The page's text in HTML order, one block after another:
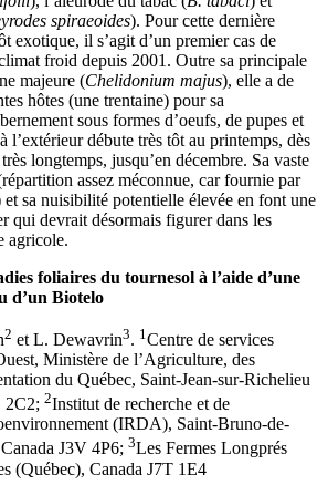
spiraeoides). Pour cette dernière
exotique, il s’agit d’un premier cas de
froid depuis 2001. Outre sa principale
majeure (Chelidonium majus), elle a de
hôtes (une trentaine) pour sa
sous formes d’oeufs, de pupes et
l’extérieur débute très tôt au printemps, dès
longtemps, jusqu’en décembre. Sa vaste
assez méconnue, car fournie par
et sa nuisibilité potentielle élevée en font une
qui devrait désormais figurer dans les
agricole.
foliaires du tournesol à l’aide d’une
d’un Biotelo
2 et L. Dewavrin3. 1 Centre de services
Ministère de l’Agriculture, des
du Québec, Saint-Jean-sur-Richelieu
2C2; 2Institut de recherche et de
(IRDA), Saint-Bruno-de-
J3V 4P6; 3Les Fermes Longprés
(Québec), Canada J7T 1E4